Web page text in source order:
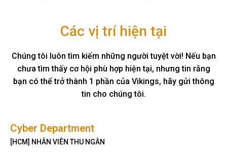
Các vị trí hiện tại
Chúng tôi luôn tìm kiếm những người tuyệt vời! Nếu bạn
chưa tìm thấy cơ hội phù hợp hiện tại, nhưng tin rằng
bạn có thể trở thành 1 phần của Vikings, hãy gửi thông
tin cho chúng tôi.
Cyber Department
[HCM] NHÂN VIÊN THU NGÂN